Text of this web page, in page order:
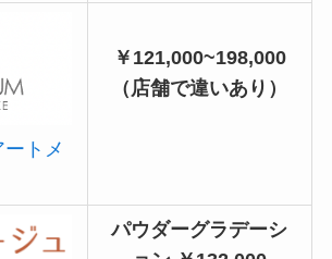
トメ
￥121,000~198,000
（店舗で違いあり）
パウダーグラデーシ